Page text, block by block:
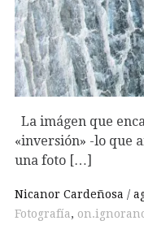
La imágen que
«inversión» -lo que
una foto […]
Nicanor Cardeñosa
Fotografía,